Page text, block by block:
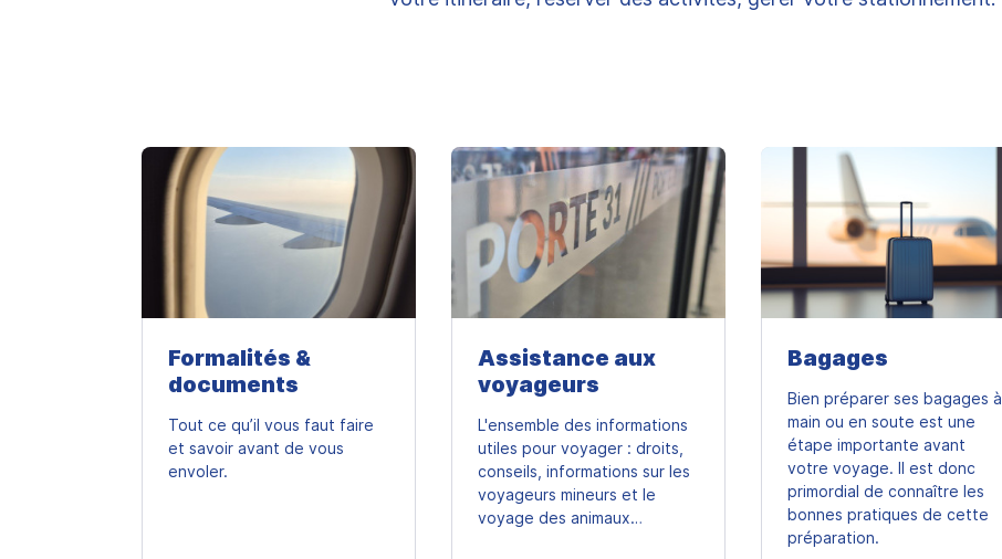
Formalités &
documents
Tout ce qu’il vous faut faire
et savoir avant de vous
envoler.
Assistance aux
voyageurs
L'ensemble des informations
utiles pour voyager : droits,
conseils, informations sur les
voyageurs mineurs et le
voyage des animaux…
Bagages
Bien préparer ses bagages à
main ou en soute est une
étape importante avant
votre voyage. Il est donc
primordial de connaître les
bonnes pratiques de cette
préparation.